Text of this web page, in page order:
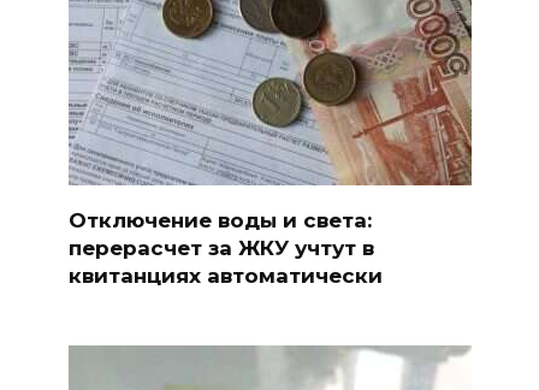
Отключение воды и света:
перерасчет за ЖКУ учтут в
квитанциях автоматически